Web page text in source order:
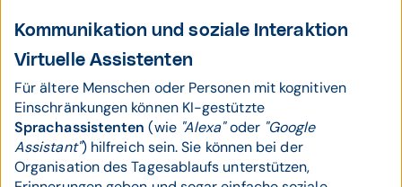
Kommunikation und soziale Interaktion
Virtuelle Assistenten
Für ältere Menschen oder Personen mit kognitiven
Einschränkungen können KI-gestützte
Sprachassistenten(wie "Alexa"oder "Google
Assistant") hilfreich sein. Sie können bei der
Organisation des Tagesablaufs unterstützen,